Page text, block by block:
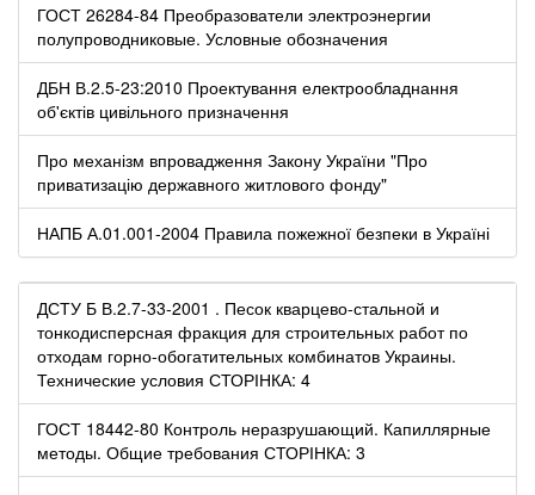
ГОСТ 26284-84 Преобразователи электроэнергии
полупроводниковые. Условные обозначения
ДБН В.2.5-23:2010 Проектування електрообладнання
об'єктів цивільного призначення
Про механізм впровадження Закону України "Про
приватизацію державного житлового фонду"
НАПБ А.01.001-2004 Правила пожежної безпеки в Україні
ДСТУ Б В.2.7-33-2001 . Песок кварцево-стальной и
тонкодисперсная фракция для строительных работ по
отходам горно-обогатительных комбинатов Украины.
Технические условия СТОРІНКА: 4
ГОСТ 18442-80 Контроль неразрушающий. Капиллярные
методы. Общие требования СТОРІНКА: 3